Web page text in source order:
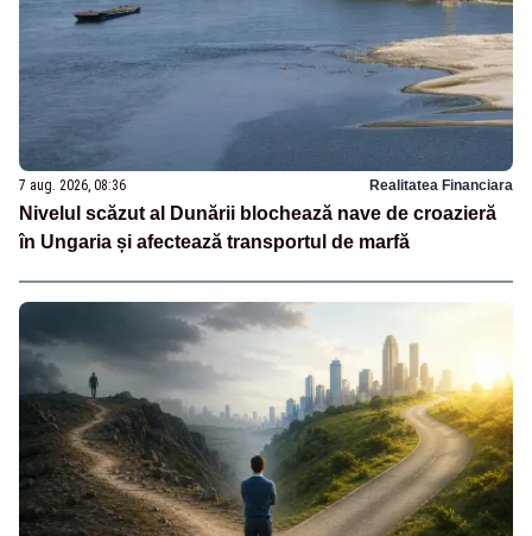
7 aug. 2026, 08:36 Realitatea Financiara
Nivelul scăzut al Dunării blochează nave de croazieră
în Ungaria și afectează transportul de marfă